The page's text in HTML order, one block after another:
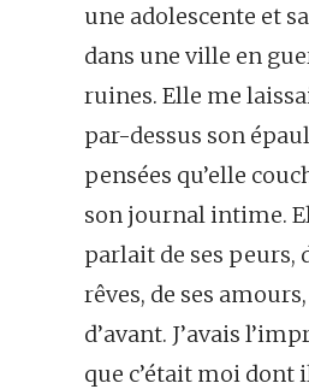
une adolescente et
dans une ville en
ruines. Elle me
par-dessus son
pensées qu’elle
son journal intime.
parlait de ses peurs,
rêves, de ses
d’avant. J’avais
que c’était moi dont